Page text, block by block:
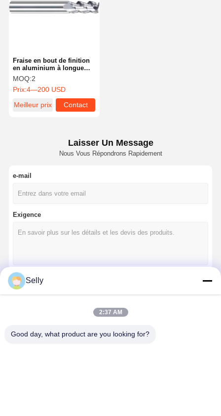
Fraise en bout de finition
en aluminium à longue
tige, polyvalente, angle
d'hélice de 45 degrés
MOQ:2
Prix:4—200 USD
Meilleur prix
Contact
Laisser Un Message
Nous Vous Répondrons Rapidement
e-mail
Exigence
Nos Catégories
Selly
2:37 AM
Good day, what product are you looking for?